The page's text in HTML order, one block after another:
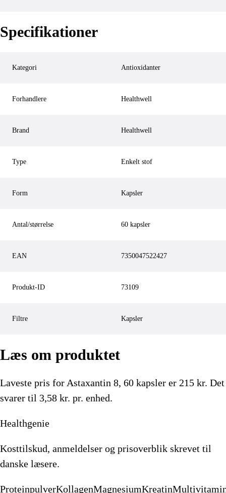
Specifikationer
Kategori Antioxidanter
Forhandlere Healthwell
Brand Healthwell
Type Enkelt stof
Form Kapsler
Antal/størrelse 60 kapsler
EAN 7350047522427
Produkt-ID 73109
Filtre Kapsler
Læs om produktet
Laveste pris for Astaxantin 8, 60 kapsler er 215 kr. Det
svarer til 3,58 kr. pr. enhed.
Healthgenie
Kosttilskud, anmeldelser og prisoverblik skrevet til
danske læsere.
ProteinpulverKollagenMagnesiumKreatin